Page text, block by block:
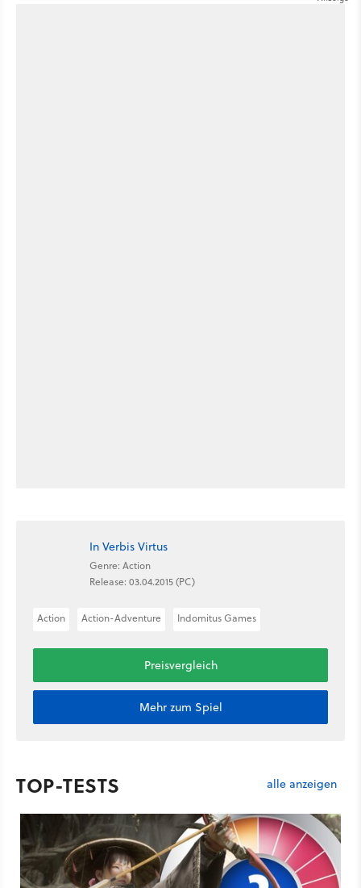
In Verbis Virtus
Genre: Action
Release: 03.04.2015 (PC)
Action Action-Adventure Indomitus Games
Preisvergleich
Mehr zum Spiel
TOP-TESTS alle anzeigen